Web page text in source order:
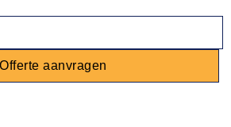
Offerte aanvragen